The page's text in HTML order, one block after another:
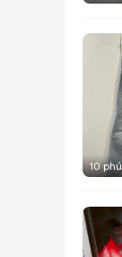
10